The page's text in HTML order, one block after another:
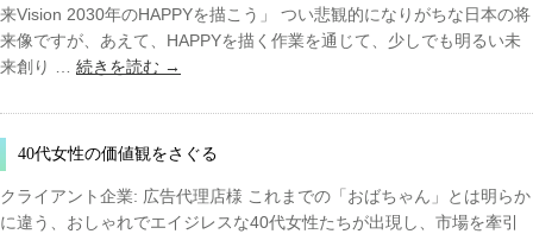
来Vision 2030年のHAPPYを描こう」 つい悲観的になりがちな日本の将
来像ですが、あえて、HAPPYを描く作業を通じて、少しでも明るい未
来創り … 続きを読む →
40代女性の価値観をさぐる
クライアント企業: 広告代理店様 これまでの「おばちゃん」とは明らか
に違う、おしゃれでエイジレスな40代女性たちが出現し、市場を牽引